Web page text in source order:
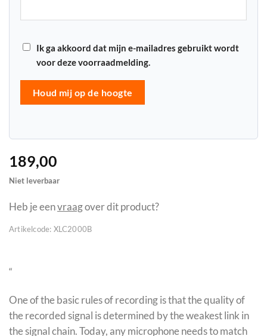
Ik ga akkoord dat mijn e-mailadres gebruikt wordt
voor deze voorraadmelding.
Houd mij op de hoogte
189,00
Niet leverbaar
Heb je eenvraagover dit product?
Artikelcode: XLC2000B
“
One of the basic rules of recording is that the quality of
the recorded signal is determined by the weakest link in
the signal chain. Today, any microphone needs to match